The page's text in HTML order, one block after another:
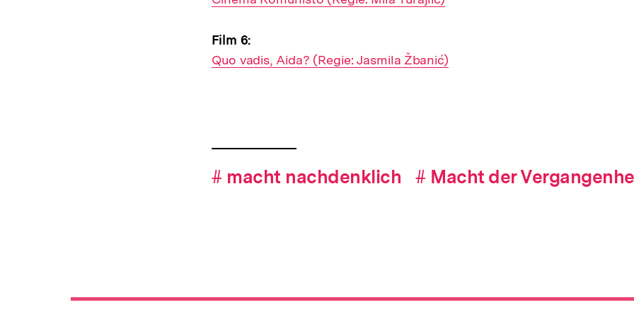
Film 6:
Interner
Quo vadis, Aida? (Regie: Jasmila Žbanić)
Hashtag-
Navigation
# Hashtag
macht nachdenklich # Hashtag
Macht der